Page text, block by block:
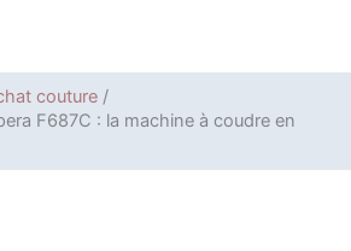
couture
F687C : la machine à coudre en